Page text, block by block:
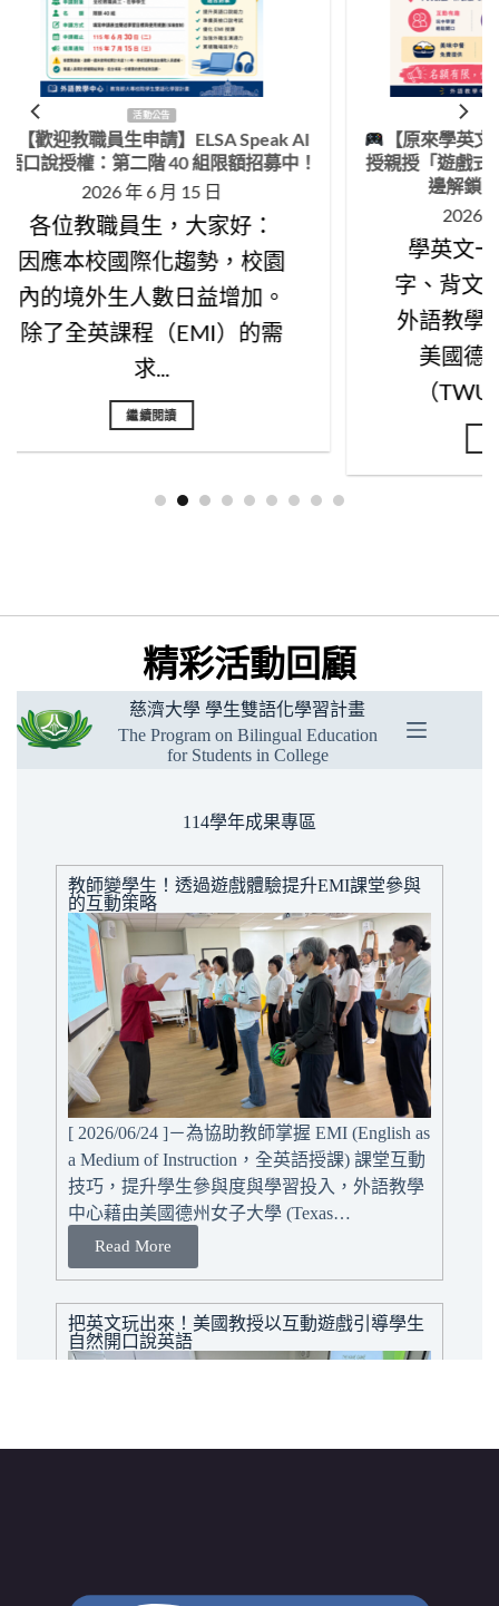
！
【原來學英文這麼有趣！】美國教
授親授「遊戲式學習法」，帶你邊玩
邊解鎖口說與聽力！
2026 年 6 月 3 日
學英文一定只能背單
字、背文法嗎？ 這次，
外語教學中心邀請來自
美國德州女子大學
【這次
課堂觀
【
生
摩
精彩活動回顧